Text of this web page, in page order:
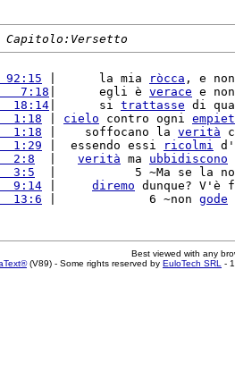
Capitolo:Versetto
|      la mia ròcca , e
7:18 |      egli è verace e
18:14 |      si trattasse di
1:18 cielo contro ogni
1:18 |    soffocano la verità
1:29 |  essendo essi ricolmi
2:8 verità ma ubbidiscono
3:5
|           5 ~Ma se la
9:14 diremo dunque? V'è
13:6 |             6 ~non gode
Best viewed with any
(V89) - Some rights reserved by EuloTech SRL -